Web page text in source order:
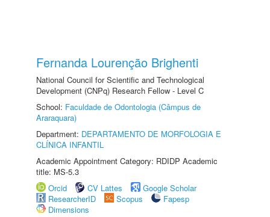
Fernanda Lourenção Brighenti
National Council for Scientific and Technological
Development (CNPq) Research Fellow - Level C
School: Faculdade de Odontologia (Câmpus de
Araraquara)
Department: DEPARTAMENTO DE MORFOLOGIA E
CLÍNICA INFANTIL
Academic Appointment Category: RDIDP Academic
title: MS-5.3
Orcid
CV Lattes
Google Scholar
ResearcherID
Scopus
Fapesp
Dimensions